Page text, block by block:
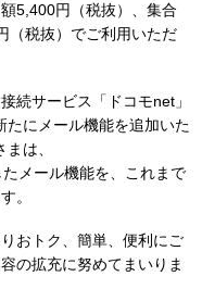
5,400円（税抜）、集合
（税抜）でご利用いただ
続サービス「ドコモnet」
にメール機能を追加いた
は、
メール機能を、これまで
。
おトク、簡単、便利にご
の拡充に努めてまいりま